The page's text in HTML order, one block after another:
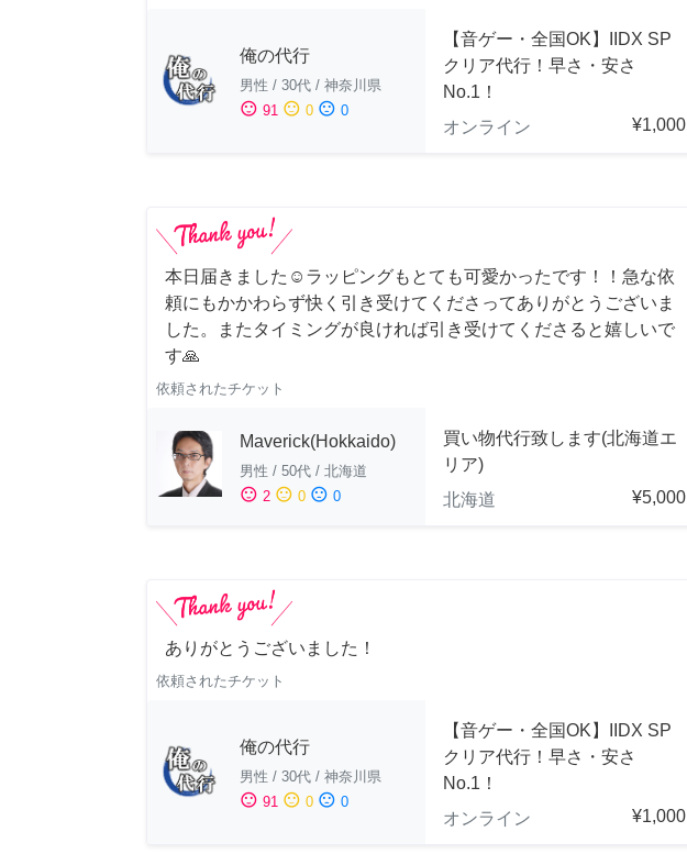
俺の代行
男性 / 30代 / 神奈川県
sentiment_satisfied 91 sentiment_neutral 0 sentiment_dissatisfied 0
【音ゲー・全国OK】IIDX SP
クリア代行！早さ・安さ
No.1！
オンライン
¥1,000
本日届きました☺️ラッピングもとても可愛かったです！！急な依
頼にもかかわらず快く引き受けてくださってありがとうございま
した。またタイミングが良ければ引き受けてくださると嬉しいで
す🙏
依頼されたチケット
Maverick(Hokkaido)
男性 / 50代 / 北海道
sentiment_satisfied 2 sentiment_neutral 0 sentiment_dissatisfied 0
買い物代行致します(北海道エ
リア)
北海道
¥5,000
ありがとうございました！
依頼されたチケット
俺の代行
男性 / 30代 / 神奈川県
sentiment_satisfied 91 sentiment_neutral 0 sentiment_dissatisfied 0
【音ゲー・全国OK】IIDX SP
クリア代行！早さ・安さ
No.1！
オンライン
¥1,000